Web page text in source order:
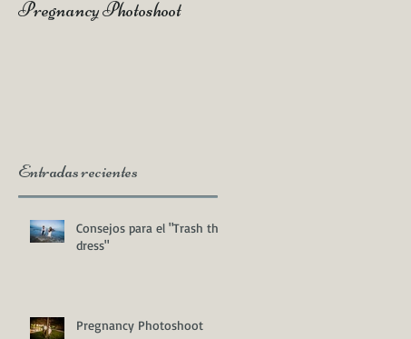
Pregnancy Photoshoot
Entradas recientes
Consejos para el "Trash the
dress"
Pregnancy Photoshoot